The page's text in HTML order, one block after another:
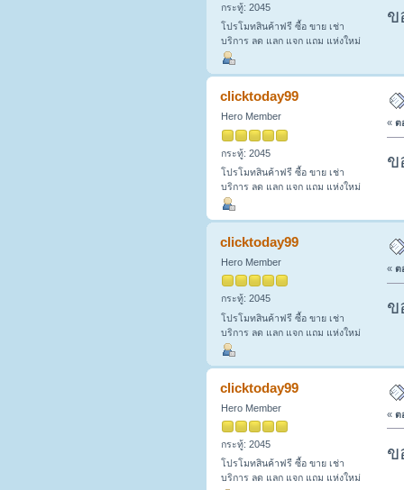
กระทู้: 2045
โปรโมทสินค้าฟรี ซื้อ ขาย เช่า
บริการ ลด แลก แจก แถม แห่งใหม่
ข
clicktoday99
Hero Member
กระทู้: 2045
โปรโมทสินค้าฟรี ซื้อ ขาย เช่า
บริการ ลด แลก แจก แถม แห่งใหม่
« ต
ข
clicktoday99
Hero Member
กระทู้: 2045
โปรโมทสินค้าฟรี ซื้อ ขาย เช่า
บริการ ลด แลก แจก แถม แห่งใหม่
« ต
ข
clicktoday99
Hero Member
กระทู้: 2045
โปรโมทสินค้าฟรี ซื้อ ขาย เช่า
บริการ ลด แลก แจก แถม แห่งใหม่
« ต
ข